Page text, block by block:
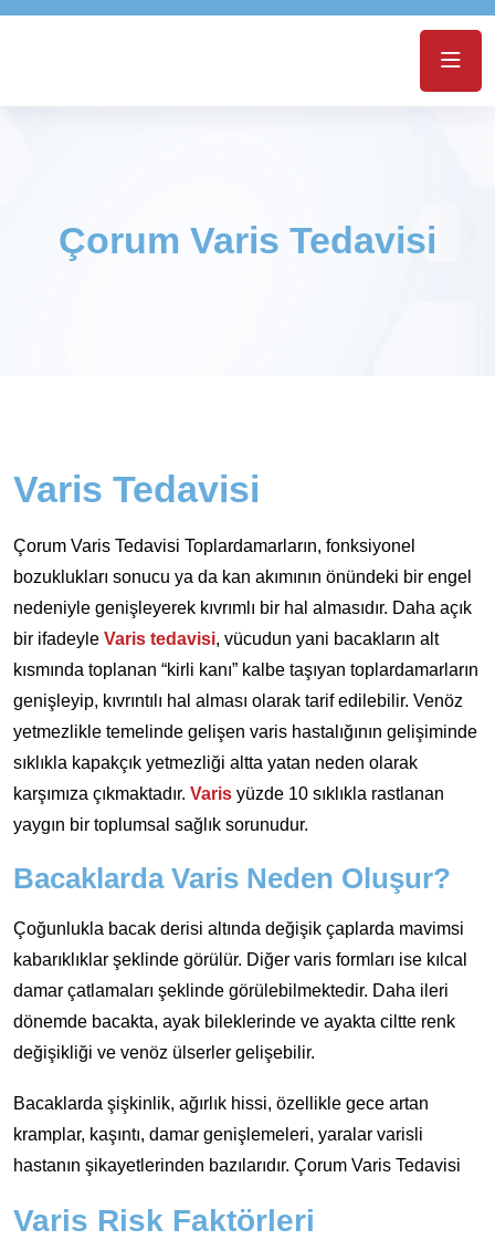
Çorum Varis Tedavisi
Varis Tedavisi
Çorum Varis Tedavisi Toplardamarların, fonksiyonel
bozuklukları sonucu ya da kan akımının önündeki bir engel
nedeniyle genişleyerek kıvrımlı bir hal almasıdır. Daha açık
bir ifadeyle Varis tedavisi, vücudun yani bacakların alt
kısmında toplanan “kirli kanı” kalbe taşıyan toplardamarların
genişleyip, kıvrıntılı hal alması olarak tarif edilebilir. Venöz
yetmezlikle temelinde gelişen varis hastalığının gelişiminde
sıklıkla kapakçık yetmezliği altta yatan neden olarak
karşımıza çıkmaktadır. Varis yüzde 10 sıklıkla rastlanan
yaygın bir toplumsal sağlık sorunudur.
Bacaklarda Varis Neden Oluşur?
Çoğunlukla bacak derisi altında değişik çaplarda mavimsi
kabarıklıklar şeklinde görülür. Diğer varis formları ise kılcal
damar çatlamaları şeklinde görülebilmektedir. Daha ileri
dönemde bacakta, ayak bileklerinde ve ayakta ciltte renk
değişikliği ve venöz ülserler gelişebilir.
Bacaklarda şişkinlik, ağırlık hissi, özellikle gece artan
kramplar, kaşıntı, damar genişlemeleri, yaralar varisli
hastanın şikayetlerinden bazılarıdır. Çorum Varis Tedavisi
Varis Risk Faktörleri